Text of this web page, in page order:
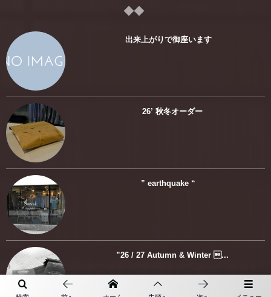
出来上がりで御座います
26’ 秋冬オーダー
” earthquake “
”26 / 27 Autumn & Winter ...